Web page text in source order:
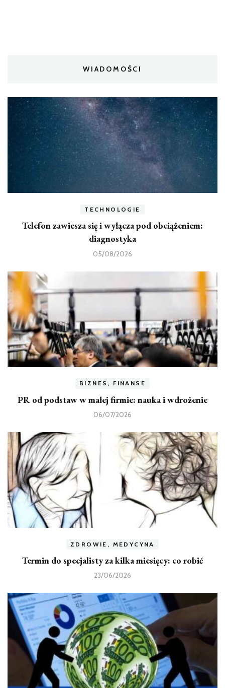
WIADOMOŚCI
TECHNOLOGIE
Telefon zawiesza się i wyłącza pod obciążeniem:
diagnostyka
05/08/2026
BIZNES, FINANSE
PR od podstaw w małej firmie: nauka i wdrożenie
06/07/2026
ZDROWIE, MEDYCYNA
Termin do specjalisty za kilka miesięcy: co robić
23/06/2026